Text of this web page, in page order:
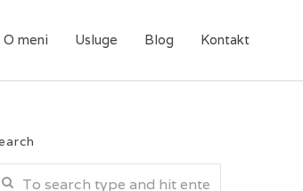
O meni Usluge Blog Kontakt